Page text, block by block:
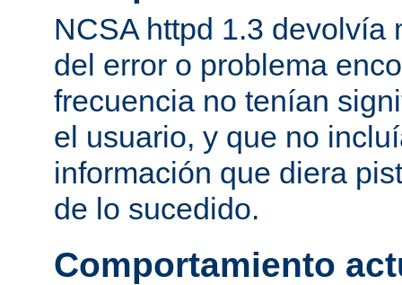
NCSA httpd 1.3 devolvía
del error o problema
frecuencia no tenían
el usuario, y que no
información que diera
de lo sucedido.
Comportamiento